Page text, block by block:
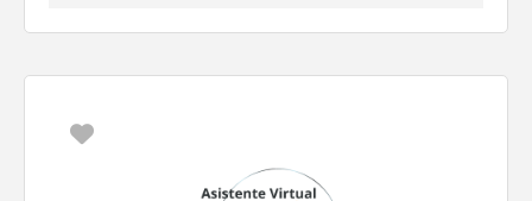
Favorito